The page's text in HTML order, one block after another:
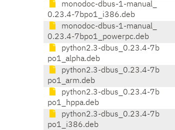
monodoc-dbus-1-manual_
0.23.4-7bpo1_i386.deb
monodoc-dbus-1-manual_
0.23.4-7bpo1_powerpc.deb
python2.3-dbus_0.23.4-7b
po1_alpha.deb
python2.3-dbus_0.23.4-7b
po1_arm.deb
python2.3-dbus_0.23.4-7b
po1_hppa.deb
python2.3-dbus_0.23.4-7b
po1_i386.deb